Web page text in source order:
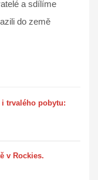
a sdílíme
do země
trvalého pobytu:
v Rockies.